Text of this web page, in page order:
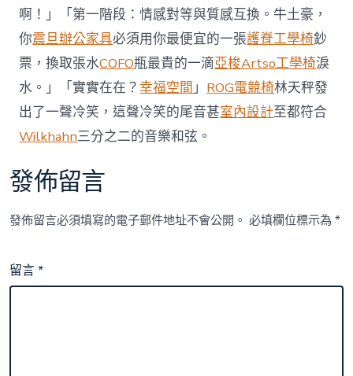
啊！」「第一階段：情感對等與質感互換。牛土豪，
你震旦辦公家具必須用你最便宜的一張護脊工學椅鈔
票，換取張水COFO瓶最貴的一滴亞梭Artso工學椅淚
水。」「實實在在？幸福空間」 ROG電競椅林天秤發
出了一聲冷笑，這聲冷笑的尾音甚室內設計至都符合
Wilkhahn三分之二的音樂和弦。
發佈留言
發佈留言必須填寫的電子郵件地址不會公開。 必填欄位標示為*
留言*